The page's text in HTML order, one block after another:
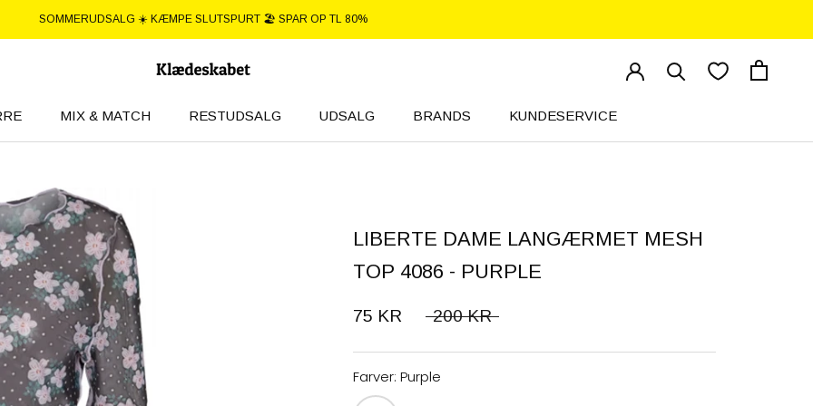
SOMMERUDSALG ☀️ KÆMPE SLUTSPURT 🏖️ SPAR OP TL 80%
MIX & MATCH RESTUDSALG
UDSALG
BRANDS
KUNDESERVICE
LIBERTE DAME LANGÆRMET MESH
TOP 4086 - PURPLE
75 KR 200 KR
Farver: Purple